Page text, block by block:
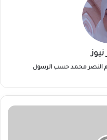
النصر محمد حسب الرسول